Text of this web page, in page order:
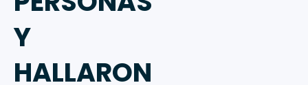
Y
HALLARON